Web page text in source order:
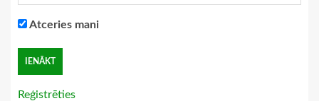
Atceries mani
Reģistrēties